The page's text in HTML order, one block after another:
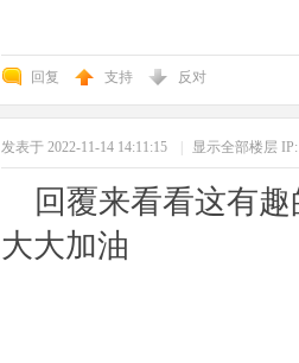
回复 支持 反对
发表于 2022-11-14 14:11:15 显示全部楼层
回覆来看看这有
大大加油